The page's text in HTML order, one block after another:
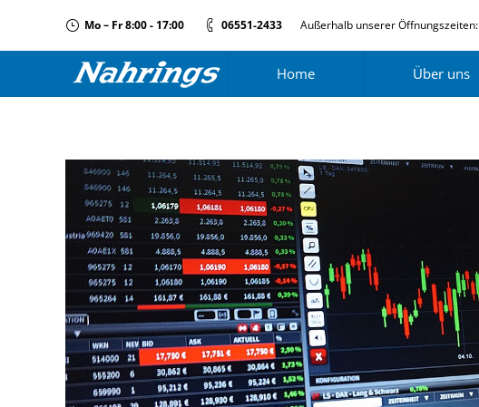
Mo – Fr 8:00 - 17:00 06551-2433 Außerhalb unserer Öffnungszeiten:
Home Über uns